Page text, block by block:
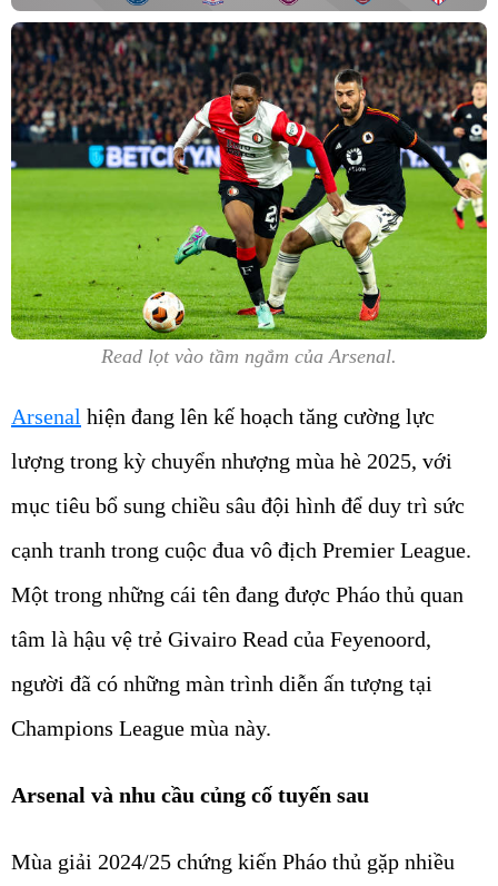
Read lọt vào tầm ngắm của Arsenal.
Arsenal hiện đang lên kế hoạch tăng cường lực
lượng trong kỳ chuyển nhượng mùa hè 2025, với
mục tiêu bổ sung chiều sâu đội hình để duy trì sức
cạnh tranh trong cuộc đua vô địch Premier League.
Một trong những cái tên đang được Pháo thủ quan
tâm là hậu vệ trẻ Givairo Read của Feyenoord,
người đã có những màn trình diễn ấn tượng tại
Champions League mùa này.
Arsenal và nhu cầu củng cố tuyến sau
Mùa giải 2024/25 chứng kiến Pháo thủ gặp nhiều